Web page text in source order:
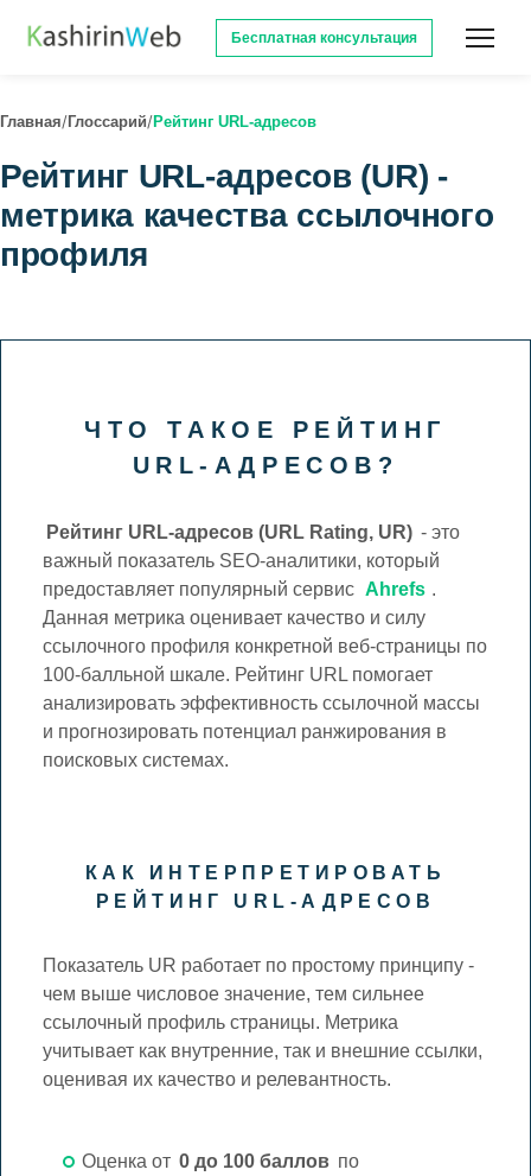
Бесплатная консультация
Главная/Глоссарий/Рейтинг URL-адресов
Рейтинг URL-адресов (UR) -
метрика качества ссылочного
профиля
ЧТО ТАКОЕ РЕЙТИНГ
URL-АДРЕСОВ?
Рейтинг URL-адресов (URL Rating, UR) - это
важный показатель SEO-аналитики, который
предоставляет популярный сервис Ahrefs .
Данная метрика оценивает качество и силу
ссылочного профиля конкретной веб-страницы по
100-балльной шкале. Рейтинг URL помогает
анализировать эффективность ссылочной массы
и прогнозировать потенциал ранжирования в
поисковых системах.
КАК ИНТЕРПРЕТИРОВАТЬ
РЕЙТИНГ URL-АДРЕСОВ
Показатель UR работает по простому принципу -
чем выше числовое значение, тем сильнее
ссылочный профиль страницы. Метрика
учитывает как внутренние, так и внешние ссылки,
оценивая их качество и релевантность.
Оценка от 0 до 100 баллов по